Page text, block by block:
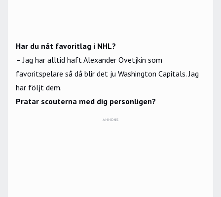
Har du nåt favoritlag i NHL?
– Jag har alltid haft Alexander Ovetjkin som
favoritspelare så då blir det ju Washington Capitals. Jag
har följt dem.
Pratar scouterna med dig personligen?
ANNONS